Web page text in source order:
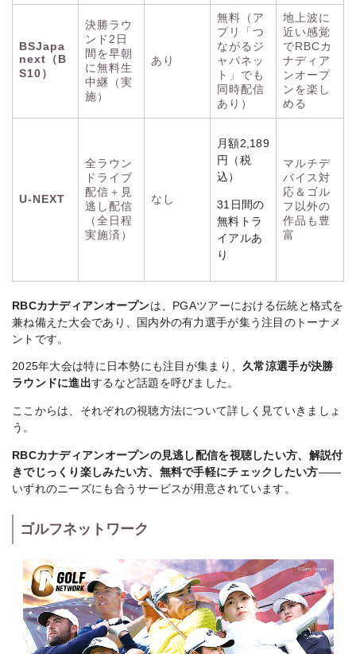
BSJapa
next（B
S10）
決勝ラウ
ンド2日
間を早朝
に無料生
中継（実
施）
あり
無料（ア
プリ「つ
ながるジ
ャパネッ
ト」でも
同時配信
あり）
地上波に
近い感覚
でRBCカ
ナディア
ンオープ
ンを楽し
める
U-NEXT
全ラウン
ドライブ
配信＋見
逃し配信
（全日程
実施済）
なし
月額2,189
円（税
込）
31日間の
無料トラ
イアルあ
り
マルチデ
バイス対
応＆ゴル
フ以外の
作品も豊
富
RBCカナディアンオープンは、PGAツアーにおける伝統と格式を
兼ね備えた大会であり、国内外の有力選手が集う注目のトーナメ
ントです。
2025年大会は特に日本勢にも注目が集まり、久常涼選手が決勝
ラウンドに進出するなど話題を呼びました。
ここからは、それぞれの視聴方法について詳しく見ていきましょ
う。
RBCカナディアンオープンの見逃し配信を視聴したい方、解説付
きでじっくり楽しみたい方、無料で手軽にチェックしたい方——
いずれのニーズにも合うサービスが用意されています。
ゴルフネットワーク